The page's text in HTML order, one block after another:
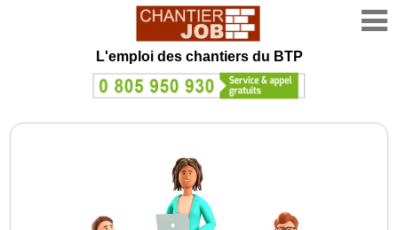
L'emploi des chantiers du BTP